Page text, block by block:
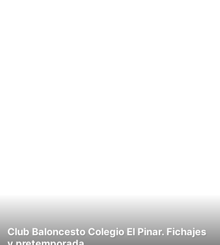
Club Baloncesto Colegio El Pinar. Fichajes